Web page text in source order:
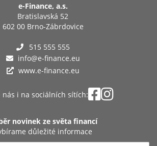
e-Finance, a.s.
Bratislavská 52
602 00 Brno-Zábrdovice
515 555 555
info@e-finance.eu
www.e-finance.eu
nás i na sociálních sítích:
novinek ze světa financí
důležité informace